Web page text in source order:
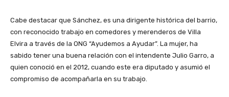
Cabe destacar que Sánchez, es una dirigente histórica del barrio,
con reconocido trabajo en comedores y merenderos de Villa
Elvira a través de la ONG “Ayudemos a Ayudar”. La mujer, ha
sabido tener una buena relación con el intendente Julio Garro, a
quien conoció en el 2012, cuando este era diputado y asumió el
compromiso de acompañarla en su trabajo.